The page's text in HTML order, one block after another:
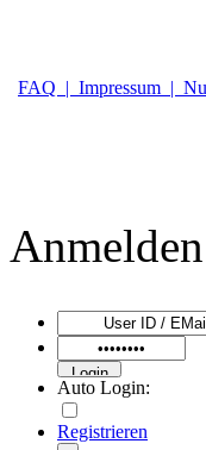
FAQ | Impressum |
Anmelden
Auto Login:
Registrieren